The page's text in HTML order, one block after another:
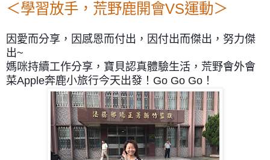
＜學習放手，荒野鹿開會VS運動＞
因愛而分享，因感恩而付出， 因付出而傑出，努力傑
出~
媽咪持續工作分享，寶貝認真體驗生活， 荒野會外會
菜Apple奔鹿小旅行今天出發！ Go Go Go！